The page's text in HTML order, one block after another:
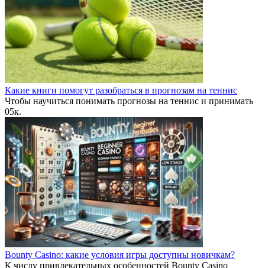
Какие книги помогут разобраться в прогнозам на теннис
Чтобы научиться понимать прогнозы на теннис и принимать
05к.
Bounty Casino: какие условия игры доступны новичкам?
К числу привлекательных особенностей Bounty Casino